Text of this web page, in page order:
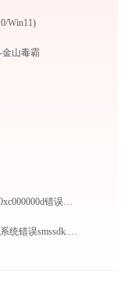
Win11)
金山毒霸
WPS Office错误报告打开transerr.exe提示0xc000000d错误码怎么办
UCC国际洗衣管理软件 WashManager.exe系统错误smssdk.dll丢失如何解决